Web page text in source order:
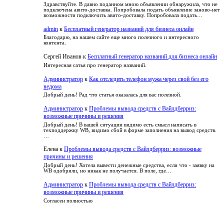
Здравствуйте. В давно поданном мною объявлении обнаружила, что не
подключена авито-доставка. Попробовала подать объявление заново-нет
возможности подключить авито-доставку. Попробовала подать…
admin к Бесплатный генератор названий для бизнеса онлайн
Благодарю, на нашем сайте еще много полезного и интересного
контента.
Сергей Иванов к Бесплатный генератор названий для бизнеса онлайн
Интересная сатья про генератор названий.
Администратор к Как отследить телефон мужа через свой без его
ведома
Добрый день! Рад что статья оказалась для вас полезной.
Администратор к Проблемы вывода средств с Вайлдберриз:
возможные причины и решения
Добрый день! В вашей ситуации видимо есть смысл написать в
техподдержку WB, видимо сбой в форме заполнения на вывод средств.
Елена к Проблемы вывода средств с Вайлдберриз: возможные
причины и решения
Добрый день! Хотела вывести денежные средства, если что - заявку на
WB одобрили, но никак не получается. В поле, где…
Администратор к Проблемы вывода средств с Вайлдберриз:
возможные причины и решения
Согласен полностью